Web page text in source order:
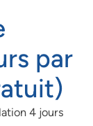
par
4 jours